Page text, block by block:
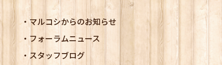
マルコシからのお知らせ
フォーラムニュース
スタッフブログ